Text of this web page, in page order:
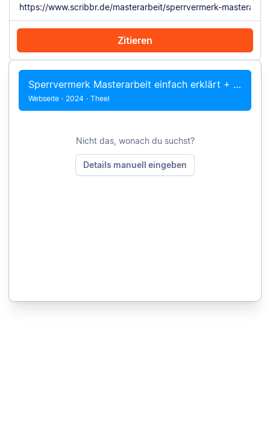
Zitieren
Mit Chrome zitieren PDF hochladen Manuell zitieren
Sperrvermerk Masterarbeit einfach erklärt + Vorlage
Webseite · 2024 · Theel
Nicht das, wonach du suchst?
Details manuell eingeben